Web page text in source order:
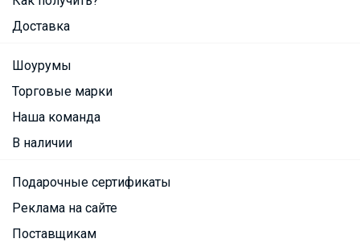
Доставка
Шоурумы
Торговые марки
Наша команда
В наличии
Подарочные сертификаты
Реклама на сайте
Поставщикам